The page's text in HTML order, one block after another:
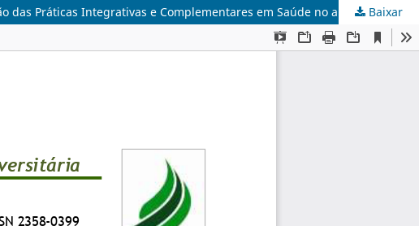
Práticas Integrativas e Complementares em Saúde no autocuidado
Baixar